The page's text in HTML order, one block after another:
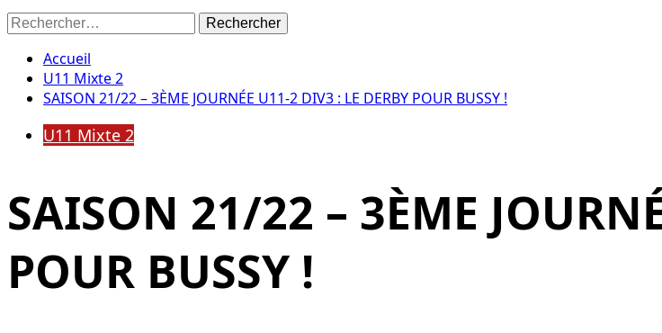
Rechercher :
Accueil
U11 Mixte 2
SAISON 21/22 – 3ÈME JOURNÉE U11-2 DIV3 : LE DERBY POUR BUSSY !
U11 Mixte 2
SAISON 21/22 – 3ÈME
POUR BUSSY !